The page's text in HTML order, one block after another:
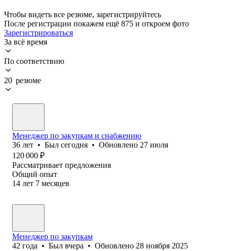
Чтобы видеть все резюме, зарегистрируйтесь
После регистрации покажем ещё 875 и откроем фото
Зарегистрироваться
За всё время
По соответствию
20 резюме
Менеджер по закупкам и снабжению
36 лет • Был сегодня • Обновлено 27 июля
120 000 ₽
Рассматривает предложения
Общий опыт
14 лет 7 месяцев
Менеджер по закупкам
42 года • Был вчера • Обновлено 28 ноября 2025